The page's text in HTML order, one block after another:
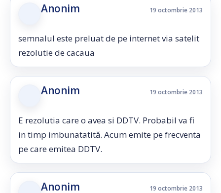
Anonim 19 octombrie 2013
semnalul este preluat de pe internet via satelit
rezolutie de cacaua
Anonim 19 octombrie 2013
E rezolutia care o avea si DDTV. Probabil va fi
in timp imbunatatită. Acum emite pe frecventa
pe care emitea DDTV.
Anonim 19 octombrie 2013